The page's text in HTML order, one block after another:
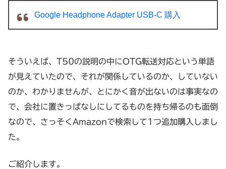
Google Headphone Adapter USB-C 購入
そういえば、T50の説明の中にOTG転送対応という単語
が見えていたので、それが関係しているのか、していない
のか、わかりませんが、とにかく音が出ないのは事実なの
で、会社に置きっぱなしにしてるものを持ち帰るのも面倒
なので、さっそくAmazonで検索して1つ追加購入しまし
た。
ご紹介します。